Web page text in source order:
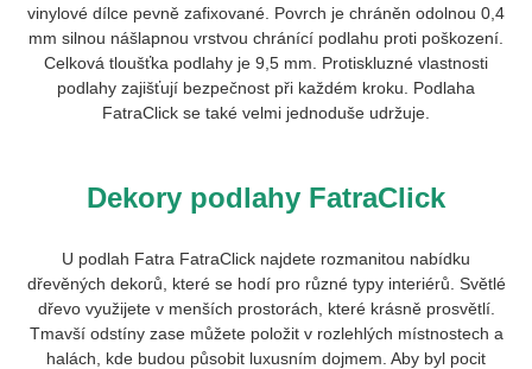
vinylové dílce pevně zafixované. Povrch je chráněn odolnou 0,4
mm silnou nášlapnou vrstvou chránící podlahu proti poškození.
Celková tloušťka podlahy je 9,5 mm. Protiskluzné vlastnosti
podlahy zajišťují bezpečnost při každém kroku. Podlaha
FatraClick se také velmi jednoduše udržuje.
Dekory podlahy FatraClick
U podlah Fatra FatraClick najdete rozmanitou nabídku
dřevěných dekorů, které se hodí pro různé typy interiérů. Světlé
dřevo využijete v menších prostorách, které krásně prosvětlí.
Tmavší odstíny zase můžete položit v rozlehlých místnostech a
halách, kde budou působit luxusním dojmem. Aby byl pocit